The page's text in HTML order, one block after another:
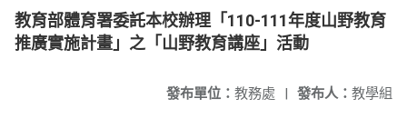
教育部體育署委託本校辦理「110-111年度山野教育
推廣實施計畫」之「山野教育講座」活動
發布人： 教學組
發布單位： 教務處 |